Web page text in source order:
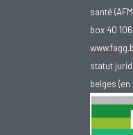
santé
box 40
statut
belges (en